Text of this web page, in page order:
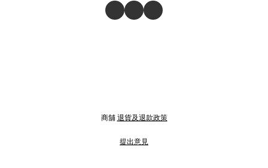
商舖 退貨及退款政策
提出意見